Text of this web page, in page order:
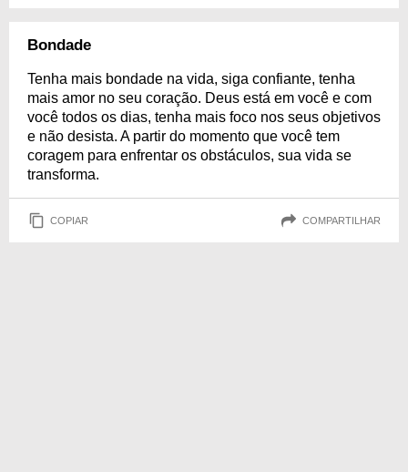
Bondade
Tenha mais bondade na vida, siga confiante, tenha
mais amor no seu coração. Deus está em você e com
você todos os dias, tenha mais foco nos seus objetivos
e não desista. A partir do momento que você tem
coragem para enfrentar os obstáculos, sua vida se
transforma.
COPIAR COMPARTILHAR